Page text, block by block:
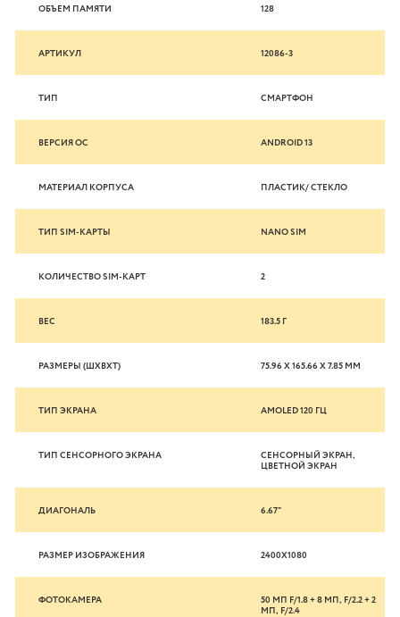
ОБЪЕМ ПАМЯТИ 128
АРТИКУЛ 12086-3
ТИП СМАРТФОН
ВЕРСИЯ ОС ANDROID 13
МАТЕРИАЛ КОРПУСА ПЛАСТИК/ СТЕКЛО
ТИП SIM-КАРТЫ NANO SIM
КОЛИЧЕСТВО SIM-КАРТ 2
ВЕС 183.5 Г
РАЗМЕРЫ (ШXВXТ) 75.96 X 165.66 X 7.85 ММ
ТИП ЭКРАНА AMOLED 120 ГЦ
ТИП СЕНСОРНОГО ЭКРАНА
СЕНСОРНЫЙ ЭКРАН,
ЦВЕТНОЙ ЭКРАН
ДИАГОНАЛЬ 6.67"
РАЗМЕР ИЗОБРАЖЕНИЯ 2400X1080
ФОТОКАМЕРА
50 МП F/1.8 + 8 МП, F/2.2 + 2
МП, F/2.4